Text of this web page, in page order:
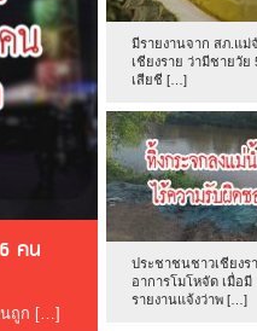
คน
นถูก […]
มีรายงานจาก สภ.แม่
เชียงราย ว่ามีชายวัย
เสียชี […]
ประชาชนชาวเชียงร
อาการโมโหจัด เมื่อมี
รายงานแจ้งว่าพ […]